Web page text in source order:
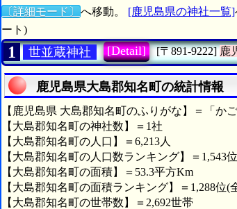
〔詳細モード〕 へ移動。 [鹿児島県の神社一覧]
ート)
1 世並蔵神社 [Detail] [〒891-9222] 鹿
鹿児島県大島郡知名町の統計情報
【鹿児島県 大島郡知名町のふりがな】＝「か
【大島郡知名町の神社数】＝1社
【大島郡知名町の人口】＝6,213人
【大島郡知名町の人口数ランキング】＝1,543
【大島郡知名町の面積】＝53.3平方Km
【大島郡知名町の面積ランキング】＝1,288位(
【大島郡知名町の世帯数】＝2,692世帯